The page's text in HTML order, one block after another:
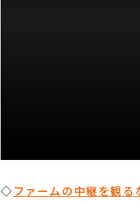
◇ファームの中継を観